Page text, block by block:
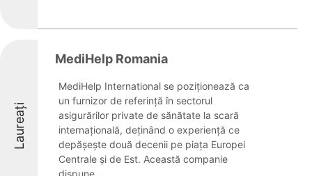
Laureați
MediHelp Romania
MediHelp International se poziționează ca
un furnizor de referință în sectorul
asigurărilor private de sănătate la scară
internațională, deținând o experiență ce
depășește două decenii pe piața Europei
Centrale și de Est. Această companie
dispune ...